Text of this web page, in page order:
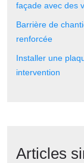
façade avec des
Barrière de
renforcée
Installer une
intervention
Articles